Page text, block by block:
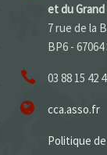
et du
7 rue de la
BP6 -
03 88 15 42
cca.asso.fr
Politique